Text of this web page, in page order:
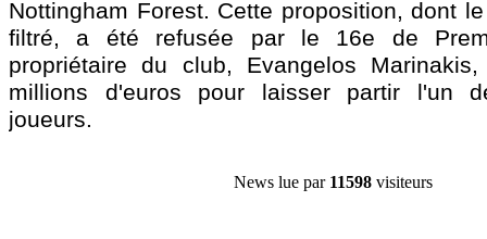
Nottingham Forest. Cette proposition, dont
filtré, a été refusée par le 16e de
propriétaire du club, Evangelos
millions d'euros pour laisser partir l'un
joueurs.
News lue par 11598visiteurs